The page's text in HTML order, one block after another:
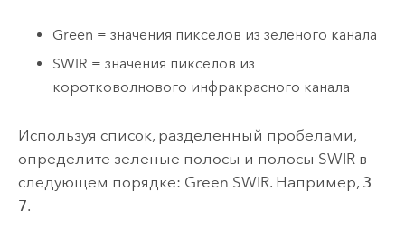
Green = значения пикселов из зеленого канала
SWIR = значения пикселов из
коротковолнового инфракрасного канала
Используя список, разделенный пробелами,
определите зеленые полосы и полосы SWIR в
следующем порядке: Green SWIR. Например, 3
7.